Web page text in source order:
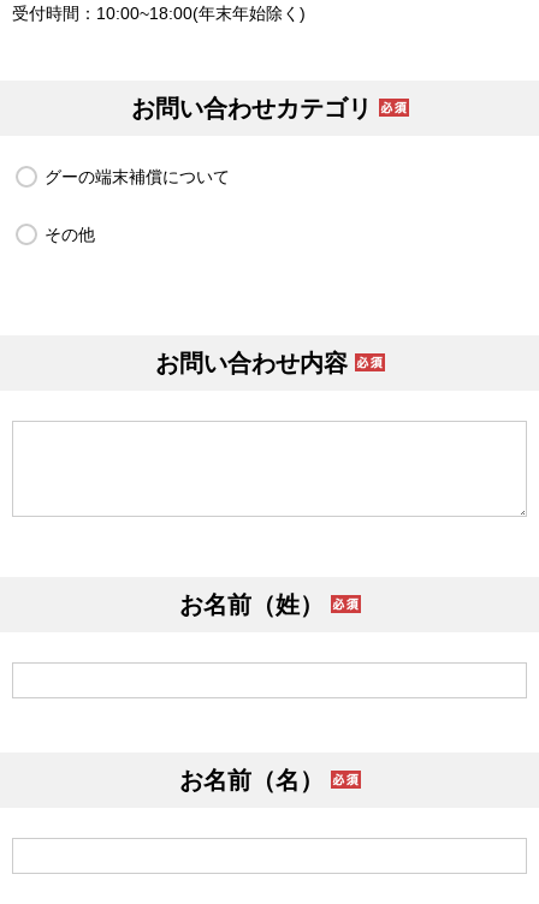
受付時間：10:00~18:00(年末年始除く)
お問い合わせカテゴリ
グーの端末補償について
その他
お問い合わせ内容
お名前（姓）
お名前（名）